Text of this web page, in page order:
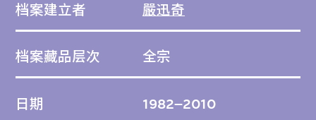
中展示嚴迅奇所參與項目的建築模型相輔相
成。
這些繪圖由嚴迅奇建築師事務所有限公司於
2013年捐贈予M+。
档案建立者 嚴迅奇
档案藏品层次 全宗
日期 1982–2010